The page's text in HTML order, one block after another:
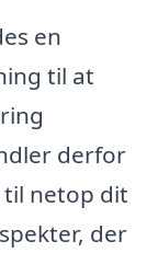
en
til at
derfor
netop dit
der